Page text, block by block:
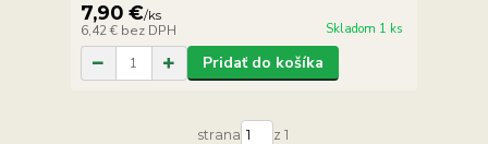
7,90 €/ks
6,42 € bez DPH Skladom 1 ks
Pridať do košíka
strana z 1